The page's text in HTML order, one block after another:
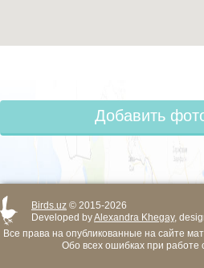
Добавить
Birds.uz © 2015-2026
Developed byAlexandra Khegay,
Все права на опубликованные на сайте
Обо всех ошибках при работе